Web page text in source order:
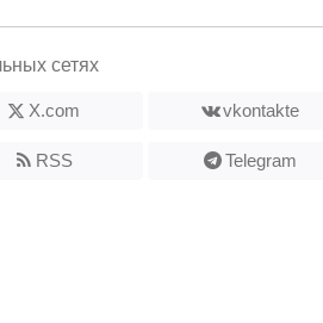
сетях
X.com vkontakte
RSS Telegram